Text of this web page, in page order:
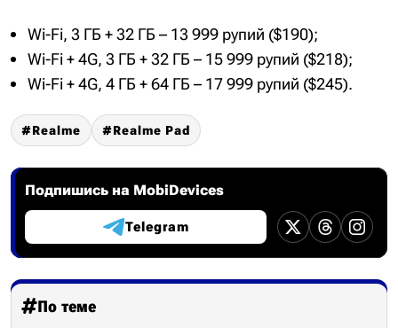
Wi-Fi, 3 ГБ + 32 ГБ – 13 999 рупий ($190);
Wi-Fi + 4G, 3 ГБ + 32 ГБ – 15 999 рупий ($218);
Wi-Fi + 4G, 4 ГБ + 64 ГБ – 17 999 рупий ($245).
Realme Realme Pad
Подпишись на MobiDevices
Telegram
По теме